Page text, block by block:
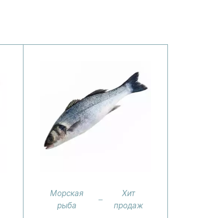
Морская
рыба
Хит
продаж